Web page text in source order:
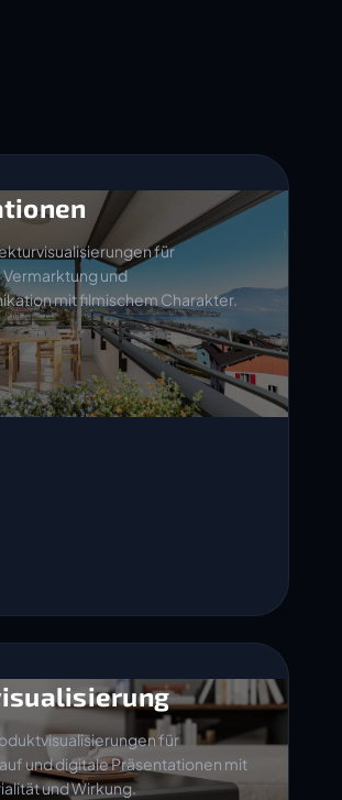
für
und
mit filmischem Charakter.
für
und digitale Präsentationen mit
und Wirkung.